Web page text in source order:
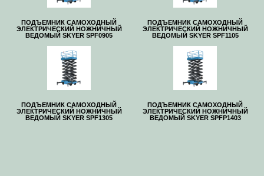
ПОДЪЕМНИК САМОХОДНЫЙ
ЭЛЕКТРИЧЕСКИЙ НОЖНИЧНЫЙ
ВЕДОМЫЙ SKYER SPF0905
ПОДЪЕМНИК САМОХОДНЫЙ
ЭЛЕКТРИЧЕСКИЙ НОЖНИЧНЫЙ
ВЕДОМЫЙ SKYER SPF1105
ПОДЪЕМНИК САМОХОДНЫЙ
ЭЛЕКТРИЧЕСКИЙ НОЖНИЧНЫЙ
ВЕДОМЫЙ SKYER SPF1305
ПОДЪЕМНИК САМОХОДНЫЙ
ЭЛЕКТРИЧЕСКИЙ НОЖНИЧНЫЙ
ВЕДОМЫЙ SKYER SPFP1403